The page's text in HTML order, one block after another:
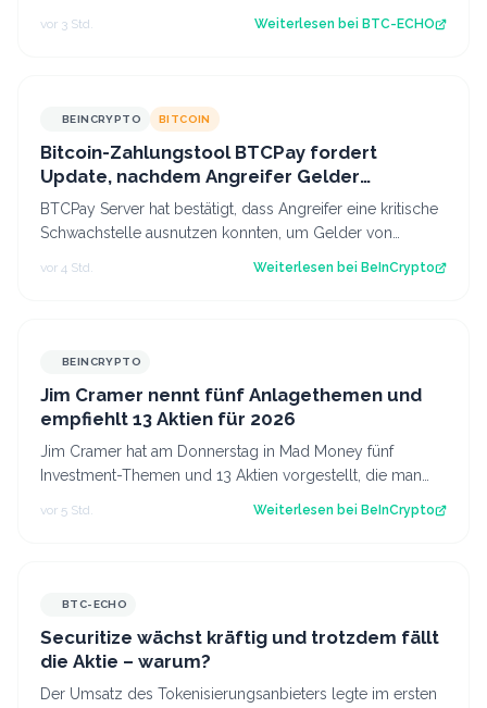
wenige Miner signalisieren Zustimm…
vor 3 Std. Weiterlesen bei BTC-ECHO
BEINCRYPTO BITCOIN
Bitcoin-Zahlungstool BTCPay fordert
Update, nachdem Angreifer Gelder
gestohlen haben
BTCPay Server hat bestätigt, dass Angreifer eine kritische
Schwachstelle ausnutzen konnten, um Gelder von
vor 4 Std. Weiterlesen bei BeInCrypto
BEINCRYPTO
Jim Cramer nennt fünf Anlagethemen und
empfiehlt 13 Aktien für 2026
Jim Cramer hat am Donnerstag in Mad Money fünf
Investment-Themen und 13 Aktien vorgestellt, die man
vor 5 Std. Weiterlesen bei BeInCrypto
BTC-ECHO
Securitize wächst kräftig und trotzdem fällt
die Aktie – warum?
Der Umsatz des Tokenisierungsanbieters legte im ersten